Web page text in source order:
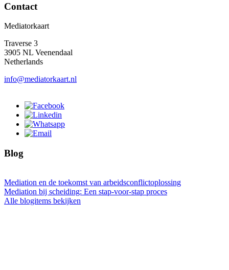
Contact
Mediatorkaart
Traverse 3
3905 NL Veenendaal
Netherlands
info@mediatorkaart.nl
Blog
Mediation en de toekomst van arbeidsconflictoplossing
Mediation bij scheiding: Een stap-voor-stap proces
Alle blogitems bekijken